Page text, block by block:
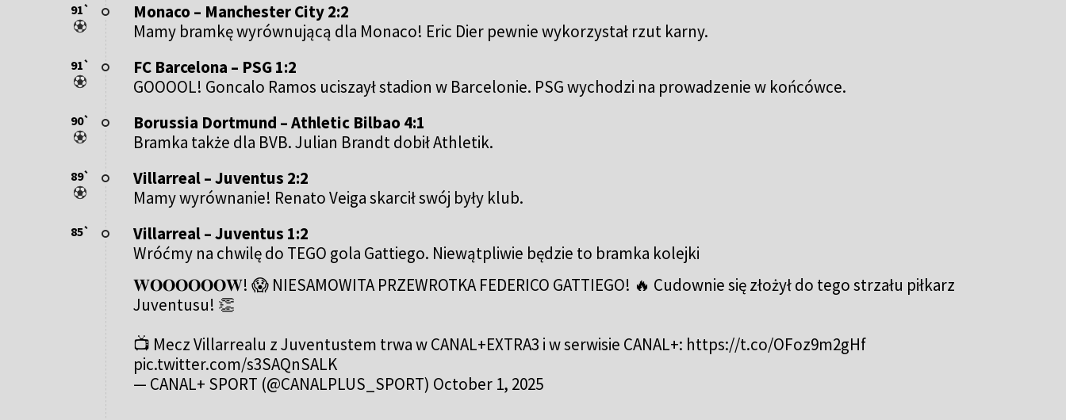
91`
Monaco – Manchester City 2:2
Mamy bramkę wyrównującą dla Monaco! Eric Dier pewnie wykorzystał rzut karny.
91`
FC Barcelona – PSG 1:2
GOOOOL! Goncalo Ramos uciszaył stadion w Barcelonie. PSG wychodzi na prowadzenie w końcówce.
90`
Borussia Dortmund – Athletic Bilbao 4:1
Bramka także dla BVB. Julian Brandt dobił Athletik.
89`
Villarreal – Juventus 2:2
Mamy wyrównanie! Renato Veiga skarcił swój były klub.
85`
Villarreal – Juventus 1:2
Wróćmy na chwilę do TEGO gola Gattiego. Niewątpliwie będzie to bramka kolejki
𝐖𝐎𝐎𝐎𝐎𝐎𝐎𝐖! 😱 NIESAMOWITA PRZEWROTKA FEDERICO GATTIEGO! 🔥 Cudownie się złożył do tego strzału piłkarz
Juventusu! 👏
📺 Mecz Villarrealu z Juventustem trwa w CANAL+EXTRA3 i w serwisie CANAL+: https://t.co/OFoz9m2gHf
pic.twitter.com/s3SAQnSALK
— CANAL+ SPORT (@CANALPLUS_SPORT) October 1, 2025